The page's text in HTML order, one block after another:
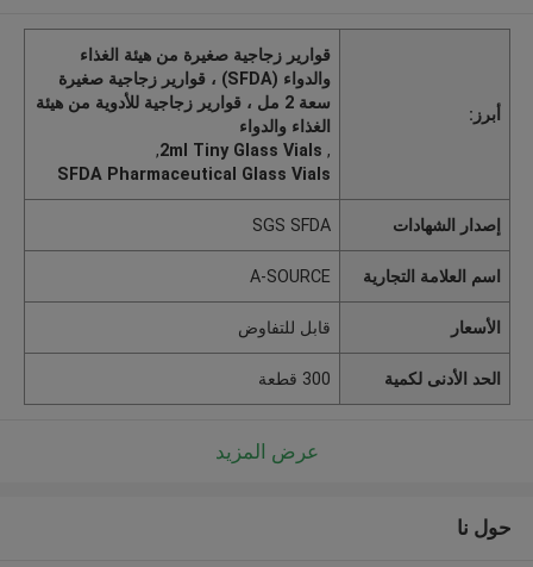
أبرز:
قوارير زجاجية صغيرة من هيئة الغذاء
والدواء (SFDA) ، قوارير زجاجية صغيرة
سعة 2 مل ، قوارير زجاجية للأدوية من هيئة
الغذاء والدواء
,
2ml Tiny Glass Vials
,
SFDA Pharmaceutical Glass Vials
إصدار الشهادات SGS SFDA
اسم العلامة التجارية A-SOURCE
الأسعار قابل للتفاوض
الحد الأدنى لكمية 300 قطعة
عرض المزيد
حول نا